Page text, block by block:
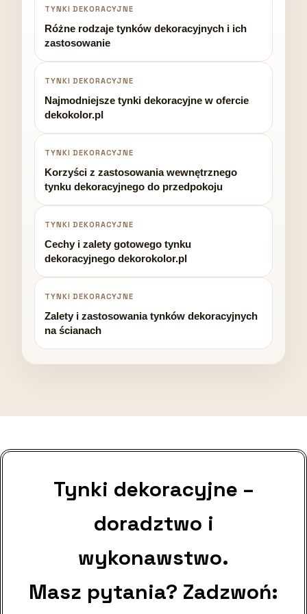
TYNKI DEKORACYJNE
Różne rodzaje tynków dekoracyjnych i ich
zastosowanie
TYNKI DEKORACYJNE
Najmodniejsze tynki dekoracyjne w ofercie
dekokolor.pl
TYNKI DEKORACYJNE
Korzyści z zastosowania wewnętrznego
tynku dekoracyjnego do przedpokoju
TYNKI DEKORACYJNE
Cechy i zalety gotowego tynku
dekoracyjnego dekorokolor.pl
TYNKI DEKORACYJNE
Zalety i zastosowania tynków dekoracyjnych
na ścianach
Tynki dekoracyjne –
doradztwo i
wykonawstwo.
Masz pytania? Zadzwoń: